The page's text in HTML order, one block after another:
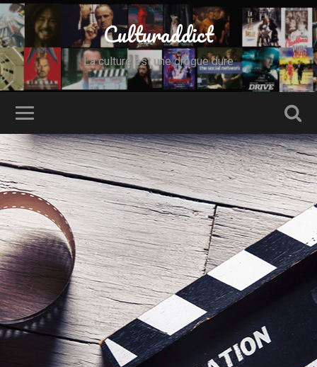
Culturaddict
La culture est une drogue dure